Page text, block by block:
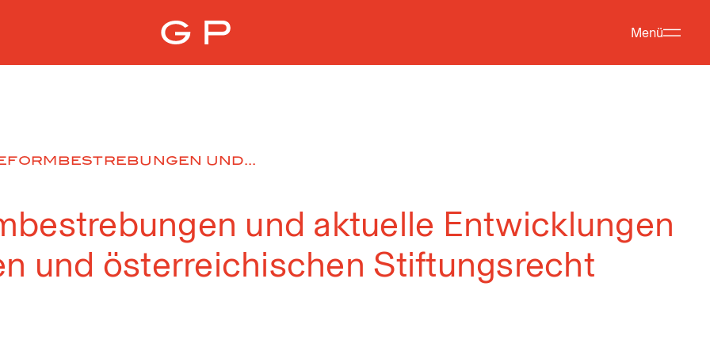
Menü
UND...
und aktuelle Entwicklungen
und österreichischen Stiftungsrecht